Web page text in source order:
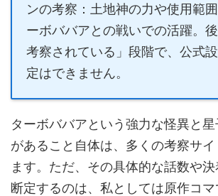
ンの考察：土地神の力や使用範
ーボババアとの戦いでの活躍。
考察されている」段階で、公式
定はできません。
ターボババアという強力な怪異と
があること自体は、多くの考察サ
ます。ただ、その具体的な話数や
断定するのは、私としては原作コ